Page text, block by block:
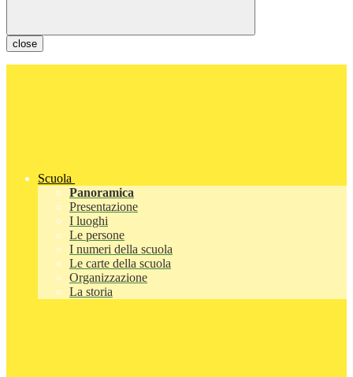
close
Scuola
Panoramica
Presentazione
I luoghi
Le persone
I numeri della scuola
Le carte della scuola
Organizzazione
La storia